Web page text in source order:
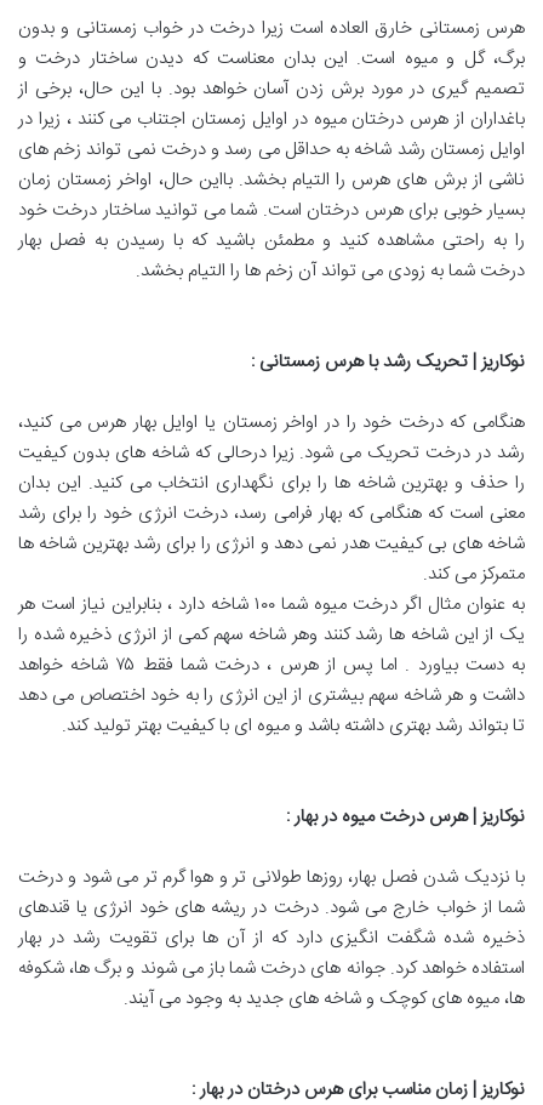
هرس زمستانی خارق العاده است زیرا درخت در خواب زمستانی و بدون
برگ، گل و میوه است. این بدان معناست که دیدن ساختار درخت و
تصمیم گیری در مورد برش زدن آسان خواهد بود. با این حال، برخی از
باغداران از هرس درختان میوه در اوایل زمستان اجتناب می کنند ، زیرا در
اوایل زمستان رشد شاخه به حداقل می رسد و درخت نمی تواند زخم های
ناشی از برش های هرس را التیام بخشد. بااین حال، اواخر زمستان زمان
بسیار خوبی برای هرس درختان است. شما می توانید ساختار درخت خود
را به راحتی مشاهده کنید و مطمئن باشید که با رسیدن به فصل بهار
درخت شما به زودی می تواند آن زخم ها را التیام بخشد.
نوکاریز | تحریک رشد با هرس زمستانی :
هنگامی که درخت خود را در اواخر زمستان یا اوایل بهار هرس می کنید،
رشد در درخت تحریک می شود. زیرا درحالی که شاخه های بدون کیفیت
را حذف و بهترین شاخه ها را برای نگهداری انتخاب می کنید. این بدان
معنی است که هنگامی که بهار فرامی رسد، درخت انرژی خود را برای رشد
شاخه های بی کیفیت هدر نمی دهد و انرژی را برای رشد بهترین شاخه ها
متمرکز می کند.
به عنوان مثال اگر درخت میوه شما ۱۰۰ شاخه دارد ، بنابراین نیاز است هر
یک از این شاخه ها رشد کنند وهر شاخه سهم کمی از انرژی ذخیره شده را
به دست بیاورد . اما پس از هرس ، درخت شما فقط ۷۵ شاخه خواهد
داشت و هر شاخه سهم بیشتری از این انرژی را به خود اختصاص می دهد
تا بتواند رشد بهتری داشته باشد و میوه ای با کیفیت بهتر تولید کند.
نوکاریز | هرس درخت میوه در بهار:
با نزدیک شدن فصل بهار، روزها طولانی تر و هوا گرم تر می شود و درخت
شما از خواب خارج می شود. درخت در ریشه های خود انرژی یا قندهای
ذخیره شده شگفت انگیزی دارد که از آن ها برای تقویت رشد در بهار
استفاده خواهد کرد. جوانه های درخت شما باز می شوند و برگ ها، شکوفه
ها، میوه های کوچک و شاخه های جدید به وجود می آیند.
نوکاریز | زمان مناسب برای هرس درختان در بهار: